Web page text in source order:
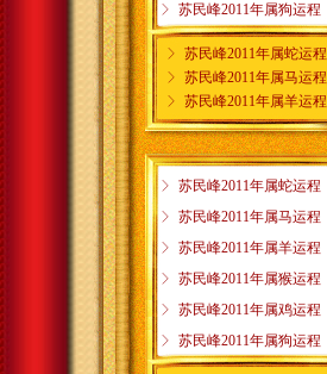
ꁕ 苏民峰2011年属狗运程
ꁕ 苏民峰2011年属蛇运程
ꁕ 苏民峰2011年属马运程
ꁕ 苏民峰2011年属羊运程
ꁕ 苏民峰2011年属猴运程
ꁕ 苏民峰2011年属鸡运程
ꁕ 苏民峰2011年属狗运程
ꁕ 苏民峰2011年属蛇运程
ꁕ 苏民峰2011年属马运程
ꁕ 苏民峰2011年属羊运程